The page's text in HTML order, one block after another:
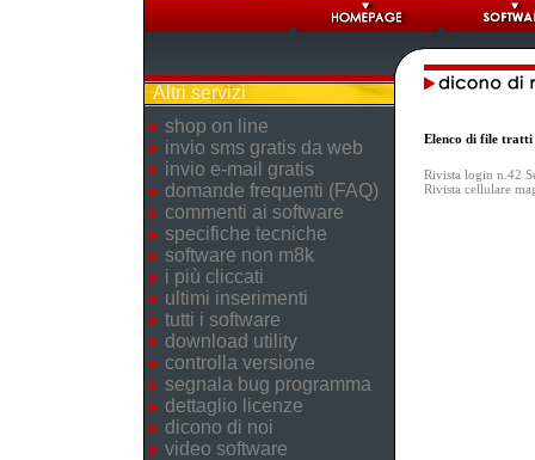
Altri servizi
shop on line
invio sms gratis da web
invio e-mail gratis
domande frequenti (FAQ)
commenti ai software
specifiche tecniche
software non m8k
i più cliccati
ultimi inserimenti
tutti i software
download utility
controlla versione
segnala bug programma
dettaglio licenze
dicono di noi
video software
Elenco di file tratti
Rivista login n.42
Rivista cellulare